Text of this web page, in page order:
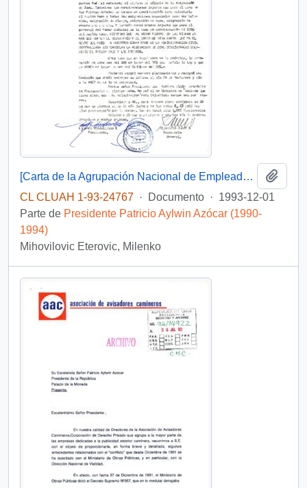
[Carta de la Agrupación Nacional de Empleados Fiscales dirigida al Presidente Patricio Aylwin, mediante la cual exponen una crítica al sistema de cálculo de la asignación de zona]
CL CLUAH 1-93-24767 · Documento · 1993-12-01
Parte de Presidente Patricio Aylwin Azócar (1990-
1994)
Mihovilovic Eterovic, Milenko